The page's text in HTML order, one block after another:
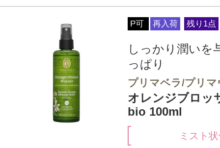
P可 再入荷 残り1点
しっかり潤いを
っぱり
プリマベラ/プリマ
オレンジブロッ
bio 100ml
ミスト